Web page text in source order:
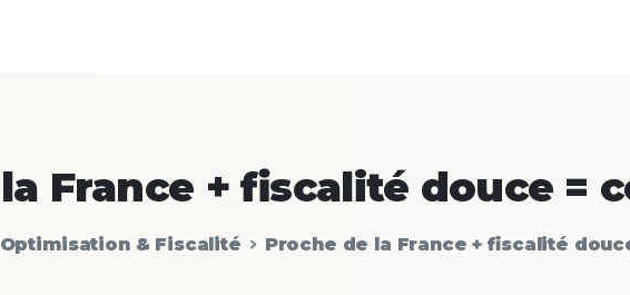
la France + fiscalité douce =
Optimisation & Fiscalité Proche de la France + fiscalité